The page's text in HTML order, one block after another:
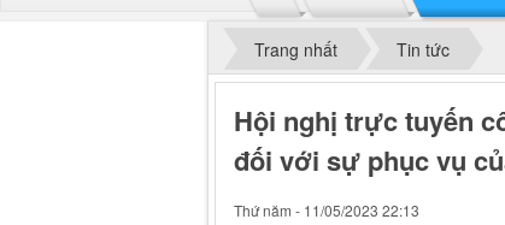
Trang nhất Tin tức
Hội nghị trực tuyến
đối với sự phục vụ
Thứ năm - 11/05/2023 22:13